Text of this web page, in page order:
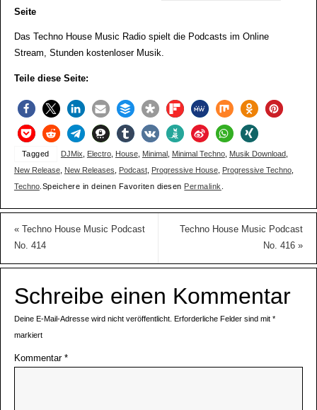
Seite
Das Techno House Music Radio spielt die Podcasts im Online
Stream, Stunden kostenloser Musik.
Teile diese Seite:
Tagged DJMix Electro, House, Minimal, Minimal Techno, Musik Download,
New Release, New Releases Podcast, Progressive House, Progressive Techno,
Techno. Speichere in deinen Favoriten diesen Permalink
«Techno House Music Podcast
No. 414
Techno House Music Podcast
No. 416»
Schreibe einen Kommentar
Deine E-Mail-Adresse wird nicht veröffentlicht. Erforderliche Felder sind mit *
markiert
Kommentar *